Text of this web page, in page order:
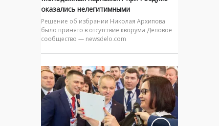
оказались нелегитимными
Решение об избрании Николая Архипова
было принято в отсутствие кворума Деловое
сообщество — newsdelo.com